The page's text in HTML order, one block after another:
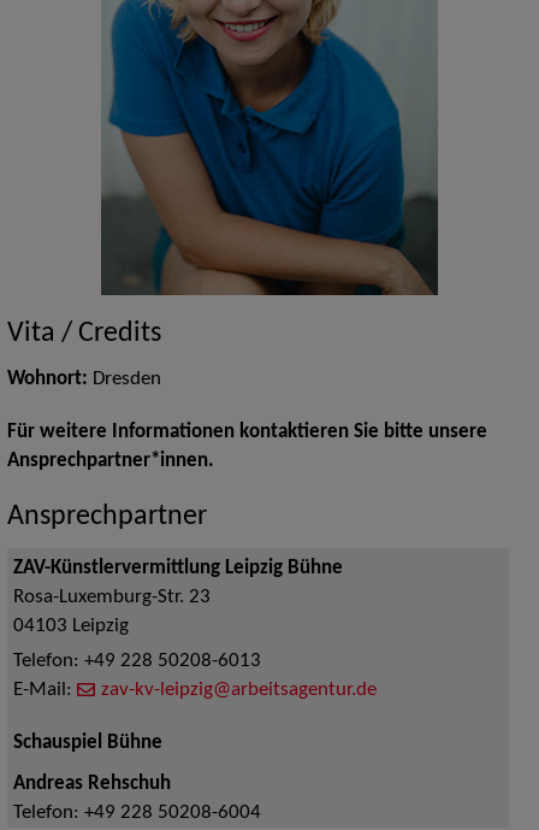
Vita / Credits
Wohnort: Dresden
Für weitere Informationen kontaktieren Sie bitte unsere
Ansprechpartner*innen.
Ansprechpartner
ZAV-Künstlervermittlung Leipzig Bühne
Rosa-Luxemburg-Str. 23
04103 Leipzig
Telefon: +49 228 50208-6013
E-Mail:
zav-kv-leipzig@arbeitsagentur.de
Schauspiel Bühne
Andreas Rehschuh
Telefon: +49 228 50208-6004